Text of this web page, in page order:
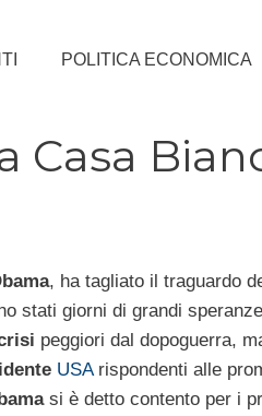
POLITICA ECONOMICA
Casa
, ha tagliato il traguardo
stati giorni di grandi
peggiori dal dopoguerra,
USArispondenti alle
si è detto contento per i